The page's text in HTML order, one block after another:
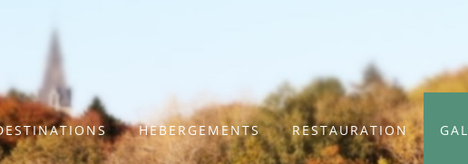
HEBERGEMENTS RESTAURATION